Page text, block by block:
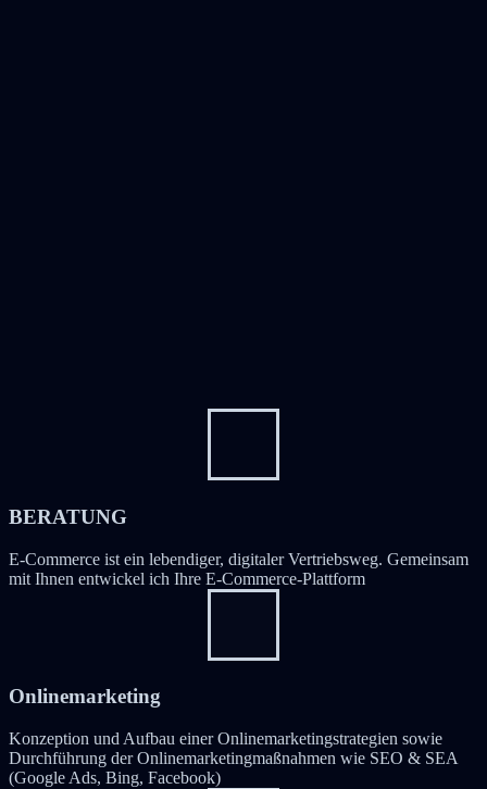
BERATUNG
E-Commerce ist ein lebendiger, digitaler Vertriebsweg. Gemeinsam
mit Ihnen entwickel ich Ihre E-Commerce-Plattform
Onlinemarketing
Konzeption und Aufbau einer Onlinemarketingstrategien sowie
Durchführung der Onlinemarketingmaßnahmen wie SEO & SEA
(Google Ads, Bing, Facebook)